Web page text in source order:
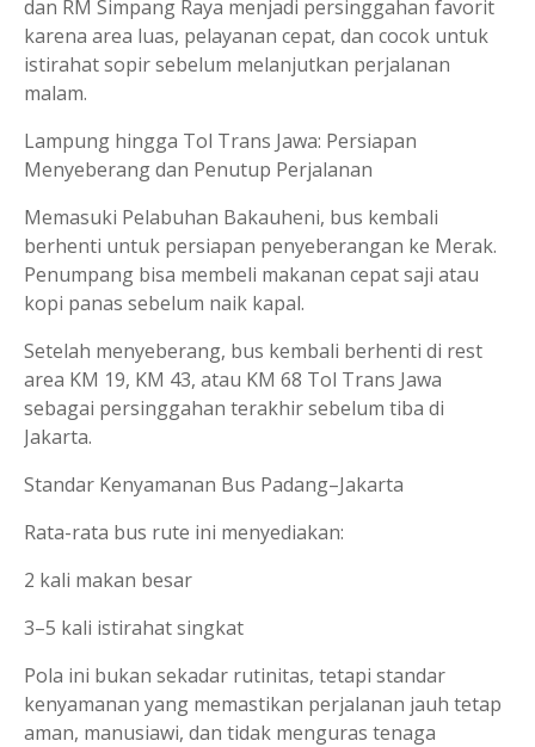
dan RM Simpang Raya menjadi persinggahan favorit
karena area luas, pelayanan cepat, dan cocok untuk
istirahat sopir sebelum melanjutkan perjalanan
malam.
Lampung hingga Tol Trans Jawa: Persiapan
Menyeberang dan Penutup Perjalanan
Memasuki Pelabuhan Bakauheni, bus kembali
berhenti untuk persiapan penyeberangan ke Merak.
Penumpang bisa membeli makanan cepat saji atau
kopi panas sebelum naik kapal.
Setelah menyeberang, bus kembali berhenti di rest
area KM 19, KM 43, atau KM 68 Tol Trans Jawa
sebagai persinggahan terakhir sebelum tiba di
Jakarta.
Standar Kenyamanan Bus Padang–Jakarta
Rata-rata bus rute ini menyediakan:
2 kali makan besar
3–5 kali istirahat singkat
Pola ini bukan sekadar rutinitas, tetapi standar
kenyamanan yang memastikan perjalanan jauh tetap
aman, manusiawi, dan tidak menguras tenaga